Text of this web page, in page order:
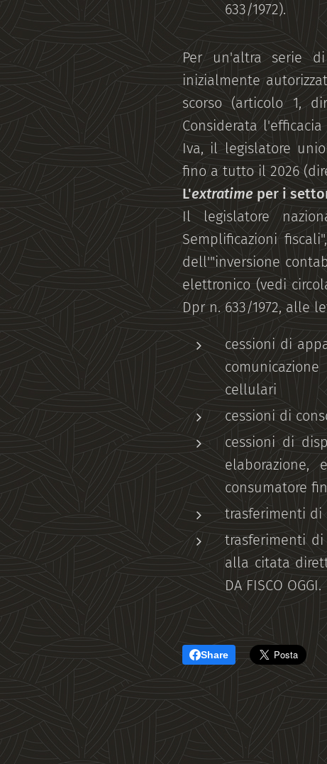
633/1972).
Per un'altra serie
inizialmente
scorso (articolo 1,
Considerata
Iva, il legislatore
fino a tutto il 2026
L'extratime per i
Il legislatore
Semplificazioni
dell'"inversione
elettronico (vedi
Dpr n. 633/1972, alle
cessioni di
cellulari
cessioni di
cessioni di
consumatore
trasferimenti di
trasferimenti
alla citata
DA FISCO OGGI.
Share